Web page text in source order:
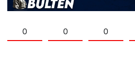
0 0 0